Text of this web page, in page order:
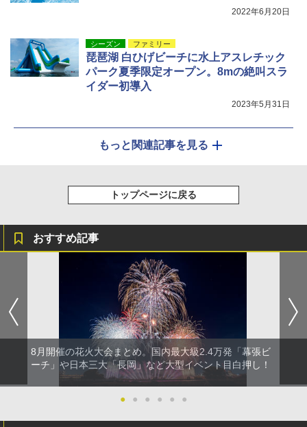
2022年6月20日
シーズン ファミリー
琵琶湖 白ひげビーチに水上アスレチック
パーク夏季限定オープン。8mの絶叫スラ
イダー初導入
2023年5月31日
もっと関連記事を見る
トップページに戻る
おすすめ記事
8月開催の花火大会まとめ。国内最大級2.4万発「幕張ビ
ーチ」や日本三大「長岡」など大型イベント目白押し！
● ● ● ● ● ●